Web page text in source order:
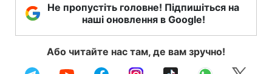
Не пропустіть головне! Підпишіться на
наші оновлення в Google!
Або читайте нас там, де вам зручно!